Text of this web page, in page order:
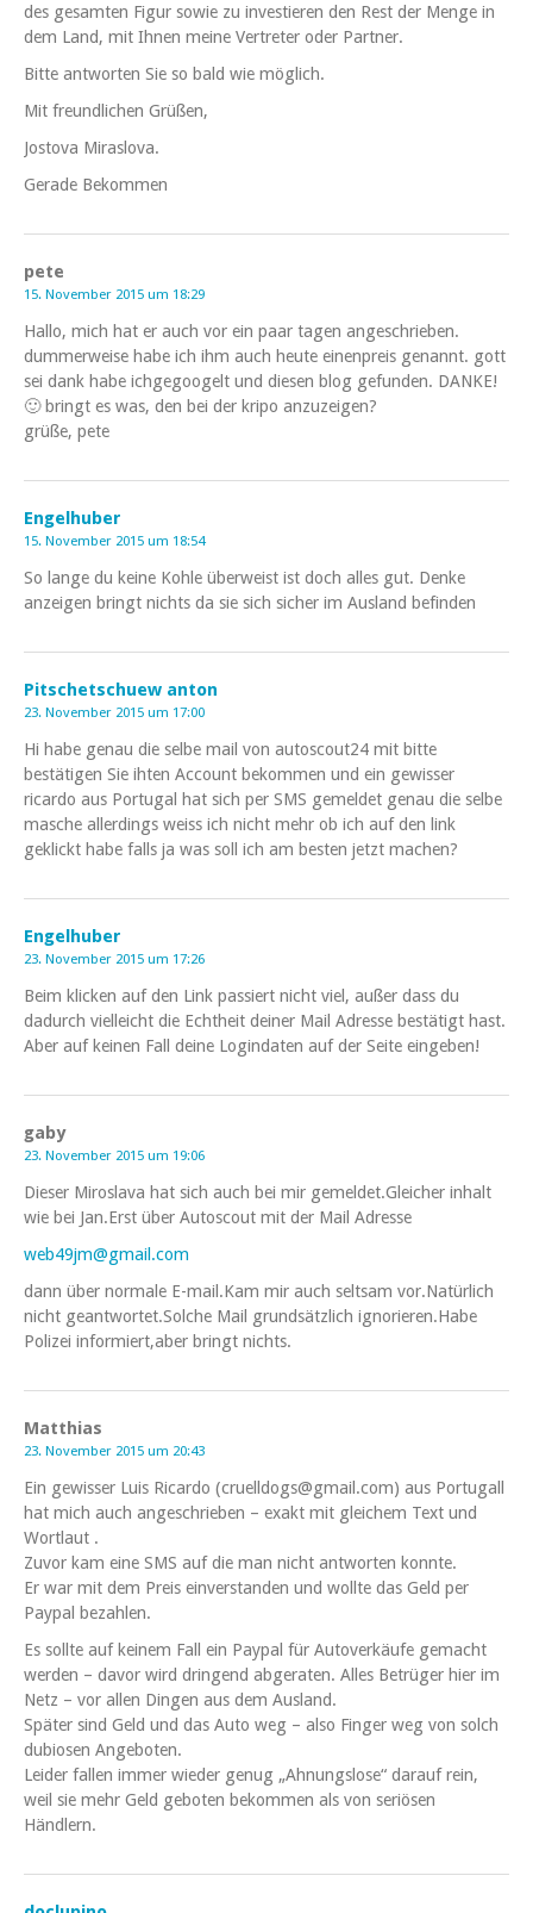
des gesamten Figur sowie zu investieren den Rest der Menge in
dem Land, mit Ihnen meine Vertreter oder Partner.
Bitte antworten Sie so bald wie möglich.
Mit freundlichen Grüßen,
Jostova Miraslova.
Gerade Bekommen
pete
15. November 2015 um 18:29
Hallo, mich hat er auch vor ein paar tagen angeschrieben.
dummerweise habe ich ihm auch heute einenpreis genannt. gott
sei dank habe ichgegoogelt und diesen blog gefunden. DANKE!
🙂 bringt es was, den bei der kripo anzuzeigen?
grüße, pete
Engelhuber
15. November 2015 um 18:54
So lange du keine Kohle überweist ist doch alles gut. Denke
anzeigen bringt nichts da sie sich sicher im Ausland befinden
Pitschetschuew anton
23. November 2015 um 17:00
Hi habe genau die selbe mail von autoscout24 mit bitte
bestätigen Sie ihten Account bekommen und ein gewisser
ricardo aus Portugal hat sich per SMS gemeldet genau die selbe
masche allerdings weiss ich nicht mehr ob ich auf den link
geklickt habe falls ja was soll ich am besten jetzt machen?
Engelhuber
23. November 2015 um 17:26
Beim klicken auf den Link passiert nicht viel, außer dass du
dadurch vielleicht die Echtheit deiner Mail Adresse bestätigt hast.
Aber auf keinen Fall deine Logindaten auf der Seite eingeben!
gaby
23. November 2015 um 19:06
Dieser Miroslava hat sich auch bei mir gemeldet.Gleicher inhalt
wie bei Jan.Erst über Autoscout mit der Mail Adresse
web49jm@gmail.com
dann über normale E-mail.Kam mir auch seltsam vor.Natürlich
nicht geantwortet.Solche Mail grundsätzlich ignorieren.Habe
Polizei informiert,aber bringt nichts.
Matthias
23. November 2015 um 20:43
Ein gewisser Luis Ricardo (cruelldogs@gmail.com) aus Portugall
hat mich auch angeschrieben – exakt mit gleichem Text und
Wortlaut .
Zuvor kam eine SMS auf die man nicht antworten konnte.
Er war mit dem Preis einverstanden und wollte das Geld per
Paypal bezahlen.
Es sollte auf keinem Fall ein Paypal für Autoverkäufe gemacht
werden – davor wird dringend abgeraten. Alles Betrüger hier im
Netz – vor allen Dingen aus dem Ausland.
Später sind Geld und das Auto weg – also Finger weg von solch
dubiosen Angeboten.
Leider fallen immer wieder genug „Ahnungslose“ darauf rein,
weil sie mehr Geld geboten bekommen als von seriösen
Händlern.